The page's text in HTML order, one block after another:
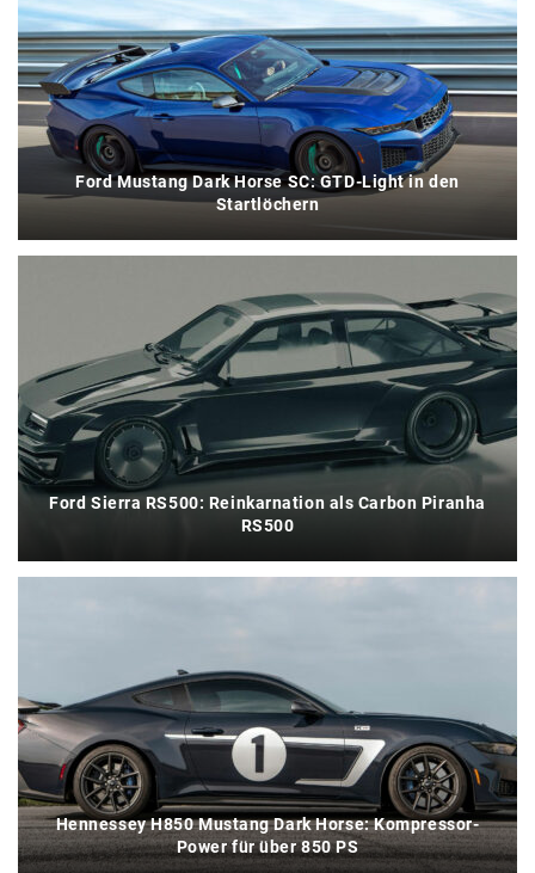
Ford Mustang Dark Horse SC: GTD-Light in den
Startlöchern
Ford Sierra RS500: Reinkarnation als Carbon Piranha
RS500
Hennessey H850 Mustang Dark Horse: Kompressor-
Power für über 850 PS